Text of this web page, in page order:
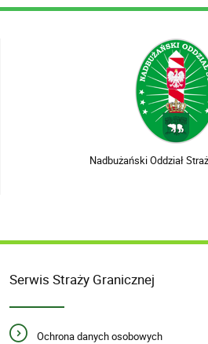
Nadbużański Oddział
Serwis Straży Granicznej
Ochrona danych osobowych